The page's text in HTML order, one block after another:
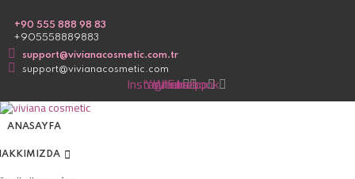
n
t
n
t
+90 555 888 98 83
+905558889883
support@vivianacosmetic.com.tr
support@vivianacosmetic.com
Instagram
Youtube
Whatsapp
Facebook
ANASAYFA